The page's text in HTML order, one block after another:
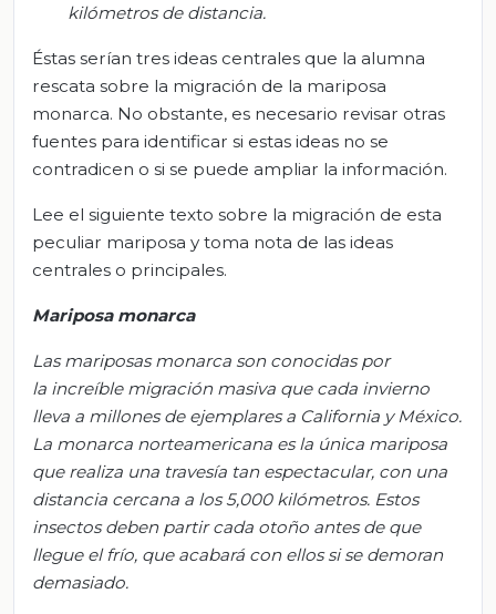
kilómetros de distancia.
Éstas serían tres ideas centrales que la alumna
rescata sobre la migración de la mariposa
monarca. No obstante, es necesario revisar otras
fuentes para identificar si estas ideas no se
contradicen o si se puede ampliar la información.
Lee el siguiente texto sobre la migración de esta
peculiar mariposa y toma nota de las ideas
centrales o principales.
Mariposa monarca
Las mariposas monarca son conocidas por
la increíble migración masiva que cada invierno
lleva a millones de ejemplares a California y México.
La monarca norteamericana es la única mariposa
que realiza una travesía tan espectacular, con una
distancia cercana a los 5,000 kilómetros. Estos
insectos deben partir cada otoño antes de que
llegue el frío, que acabará con ellos si se demoran
demasiado.